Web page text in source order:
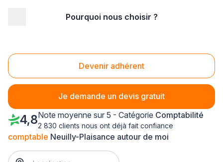
Pourquoi nous choisir ?
Devenir adhérent
Je demande un devis gratuit
Comptable Neuilly-Plaisance (93360)
comptable Neuilly-Plaisance autour de moi
4,8Note moyenne sur 5 - Catégorie Comptabilité
2 830 clients nous ont déjà fait confiance